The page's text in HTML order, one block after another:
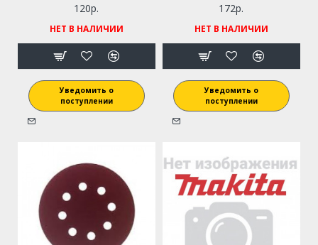
120р.
НЕТ В НАЛИЧИИ
Уведомить о
поступлении
172р.
НЕТ В НАЛИЧИИ
Уведомить о
поступлении